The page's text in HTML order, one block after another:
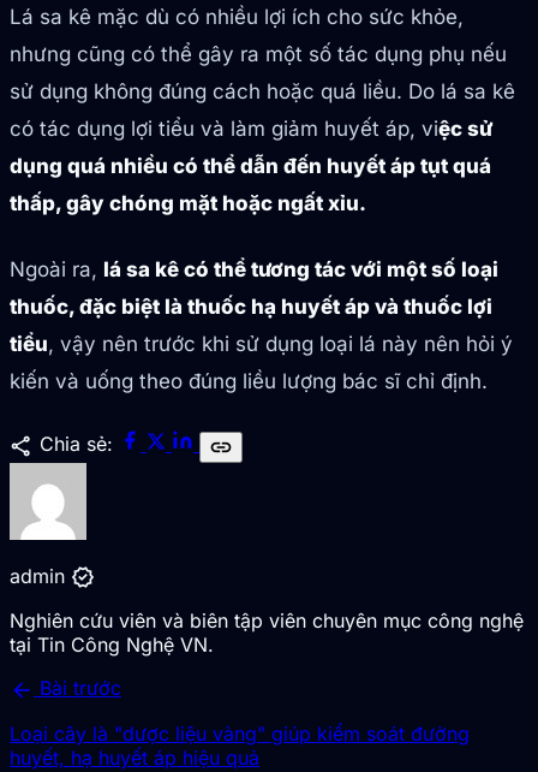
Lá sa kê mặc dù có nhiều lợi ích cho sức khỏe,
nhưng cũng có thể gây ra một số tác dụng phụ nếu
sử dụng không đúng cách hoặc quá liều. Do lá sa kê
có tác dụng lợi tiểu và làm giảm huyết áp, việc sử
dụng quá nhiều có thể dẫn đến huyết áp tụt quá
thấp, gây chóng mặt hoặc ngất xỉu.
Ngoài ra, lá sa kê có thể tương tác với một số loại
thuốc, đặc biệt là thuốc hạ huyết áp và thuốc lợi
tiểu, vậy nên trước khi sử dụng loại lá này nên hỏi ý
kiến và uống theo đúng liều lượng bác sĩ chỉ định.
share Chia sẻ: link
admin verified
Nghiên cứu viên và biên tập viên chuyên mục công nghệ
tại Tin Công Nghệ VN.
arrow_back Bài trước
Loại cây là "dược liệu vàng" giúp kiểm soát đường
huyết, hạ huyết áp hiệu quả